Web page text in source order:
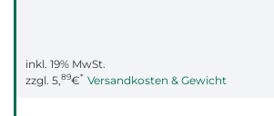
inkl. 19% MwSt.
zzgl. 5,89€* Versandkosten & Gewicht